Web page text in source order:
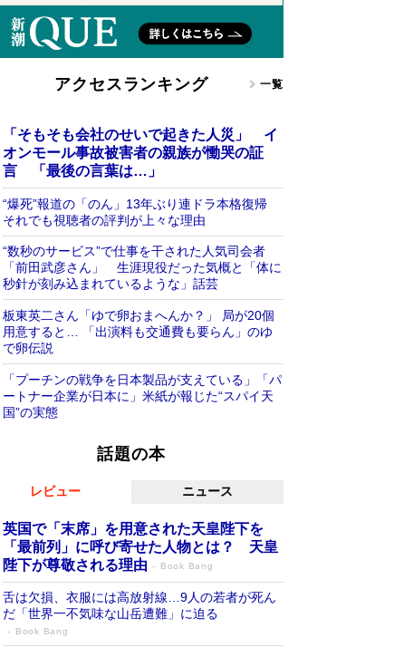
アクセスランキング 一覧
「そもそも会社のせいで起きた人災」 イ
オンモール事故被害者の親族が慟哭の証
言 「最後の言葉は…」
“爆死”報道の「のん」13年ぶり連ドラ本格復帰
それでも視聴者の評判が上々な理由
“数秒のサービス”で仕事を干された人気司会者
「前田武彦さん」 生涯現役だった気概と「体に
秒針が刻み込まれているような」話芸
板東英二さん「ゆで卵おまへんか？」 局が20個
用意すると… 「出演料も交通費も要らん」のゆ
で卵伝説
「プーチンの戦争を日本製品が支えている」「パ
ートナー企業が日本に」米紙が報じた“スパイ天
国”の実態
話題の本
レビュー ニュース
英国で「末席」を用意された天皇陛下を
「最前列」に呼び寄せた人物とは？ 天皇
陛下が尊敬される理由
Book Bang
舌は欠損、衣服には高放射線…9人の若者が死ん
だ「世界一不気味な山岳遭難」に迫る
Book Bang